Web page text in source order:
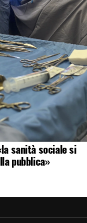
sanità sociale si
pubblica»